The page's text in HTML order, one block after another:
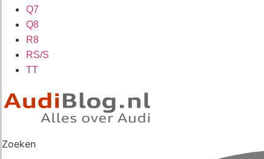
Q7
Q8
R8
RS/S
TT
Zoeken